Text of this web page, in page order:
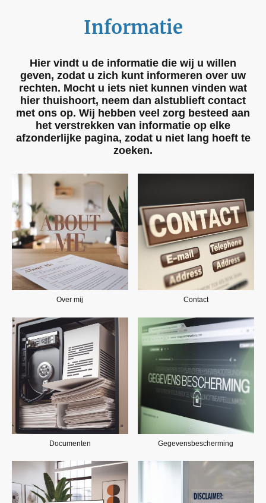
Informatie
Hier vindt u de informatie die wij u willen
geven, zodat u zich kunt informeren over uw
rechten. Mocht u iets niet kunnen vinden wat
hier thuishoort, neem dan alstublieft contact
met ons op. Wij hebben veel zorg besteed aan
het verstrekken van informatie op elke
afzonderlijke pagina, zodat u niet lang hoeft te
zoeken.
Over mij Contact
Documenten Gegevensbescherming